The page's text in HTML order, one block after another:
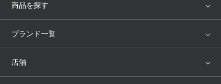
商品を探す
アイテム
トピックス
ブランド一覧
WACOAL
店舗